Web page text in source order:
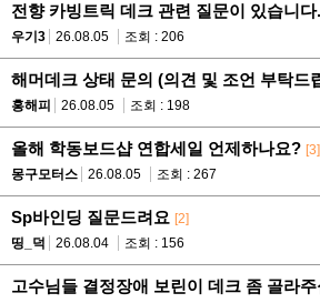
전향 카빙트릭 데크 관련 질문이 있습니다.
우기3
26.08.05 조회 : 206
해머데크 상태 문의 (의견 및 조언 부탁드
홍해피
26.08.05 조회 : 198
올해 학동보드샵 연합세일 언제하나요? [3]
몽구모터스
26.08.05 조회 : 267
Sp바인딩 질문드려요 [2]
띵_덕
26.08.04 조회 : 156
고수님들 결정장애 보린이 데크 좀 골라